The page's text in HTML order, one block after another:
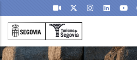
Pasar al contenido principal
Bureau